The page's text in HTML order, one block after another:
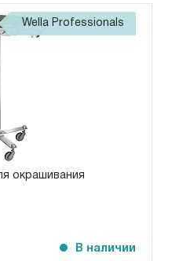
Wella Professionals
окрашивания
В наличии